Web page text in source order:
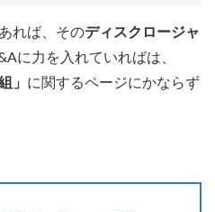
れば、そのディスクロージャ
に力を入れていればは、
」 に関するページにかならず